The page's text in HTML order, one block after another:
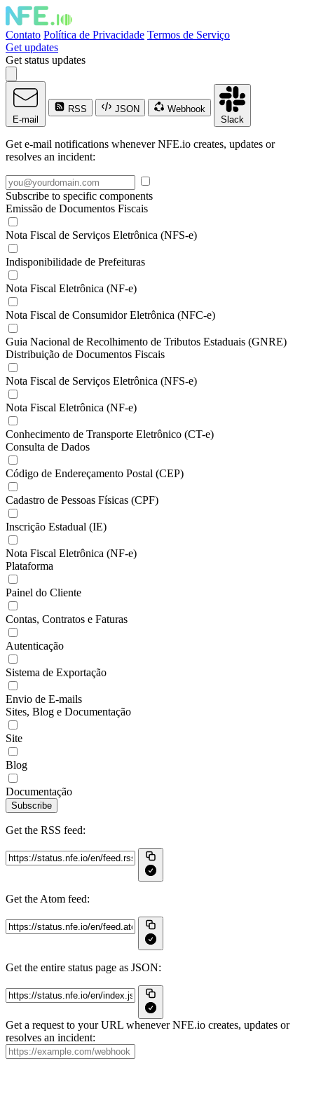
Contato Política de Privacidade Termos de Serviço
Get updates
Get status updates
E-mail
RSS JSON
Webhook
Slack
Get e-mail notifications whenever NFE.io creates, updates or
resolves an incident:
Subscribe to specific components
Emissão de Documentos Fiscais
Nota Fiscal de Serviços Eletrônica (NFS-e)
Indisponibilidade de Prefeituras
Nota Fiscal Eletrônica (NF-e)
Nota Fiscal de Consumidor Eletrônica (NFC-e)
Guia Nacional de Recolhimento de Tributos Estaduais (GNRE)
Distribuição de Documentos Fiscais
Nota Fiscal de Serviços Eletrônica (NFS-e)
Nota Fiscal Eletrônica (NF-e)
Conhecimento de Transporte Eletrônico (CT-e)
Consulta de Dados
Código de Endereçamento Postal (CEP)
Cadastro de Pessoas Físicas (CPF)
Inscrição Estadual (IE)
Nota Fiscal Eletrônica (NF-e)
Plataforma
Painel do Cliente
Contas, Contratos e Faturas
Autenticação
Sistema de Exportação
Envio de E-mails
Sites, Blog e Documentação
Site
Blog
Documentação
Subscribe
Get the RSS feed:
Get the Atom feed:
Get the entire status page as JSON:
Get a request to your URL whenever NFE.io creates, updates or
resolves an incident: